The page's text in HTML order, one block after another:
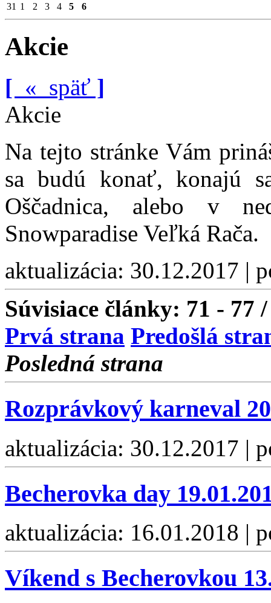
31 1 2 3 4 5 6
Akcie
[ « späť ]
Akcie
Na tejto stránke Vám
sa budú konať, konajú
Oščadnica, alebo v
Snowparadise Veľká Rača.
aktualizácia: 30.12.2017 |
Súvisiace články: 71 - 77
Prvá strana Predošlá
Posledná strana
Rozprávkový karneval
aktualizácia: 30.12.2017 |
Becherovka day
aktualizácia: 16.01.2018 |
Víkend s Becherovkou